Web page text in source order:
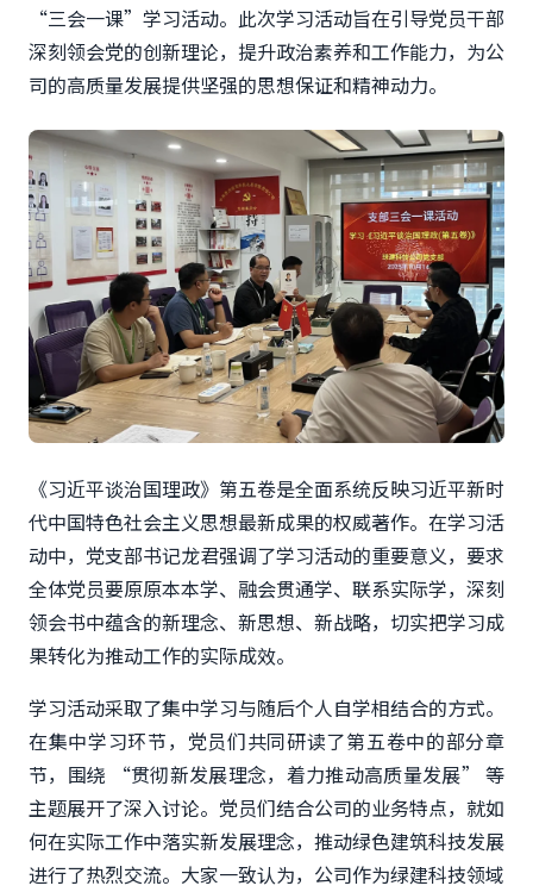
“三会一课”学习活动。此次学习活动旨在引导党员干部
深刻领会党的创新理论，提升政治素养和工作能力，为公
司的高质量发展提供坚强的思想保证和精神动力。
《习近平谈治国理政》第五卷是全面系统反映习近平新时
代中国特色社会主义思想最新成果的权威著作。在学习活
动中，党支部书记龙君强调了学习活动的重要意义，要求
全体党员要原原本本学、融会贯通学、联系实际学，深刻
领会书中蕴含的新理念、新思想、新战略，切实把学习成
果转化为推动工作的实际成效。
学习活动采取了集中学习与随后个人自学相结合的方式。
在集中学习环节，党员们共同研读了第五卷中的部分章
节，围绕 “贯彻新发展理念，着力推动高质量发展” 等
主题展开了深入讨论。党员们结合公司的业务特点，就如
何在实际工作中落实新发展理念，推动绿色建筑科技发展
进行了热烈交流。大家一致认为，公司作为绿建科技领域